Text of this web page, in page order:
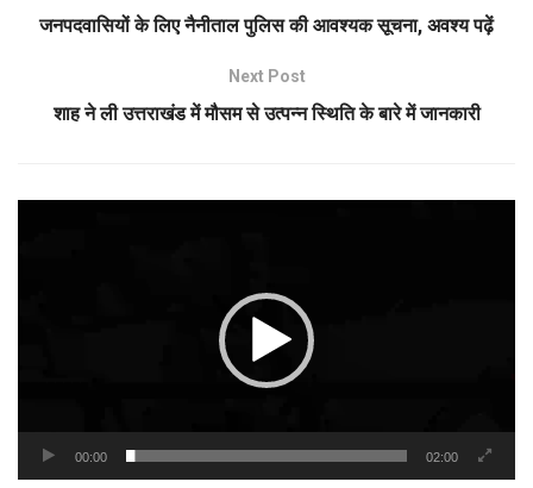
जनपदवासियों के लिए नैनीताल पुलिस की आवश्यक सूचना, अवश्य पढ़ें
Next Post
शाह ने ली उत्तराखंड में मौसम से उत्पन्न स्थिति के बारे में जानकारी
00:00 02:00